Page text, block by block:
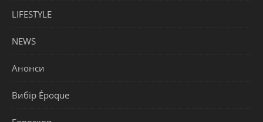
LIFESTYLE
NEWS
Анонси
Вибір Époque